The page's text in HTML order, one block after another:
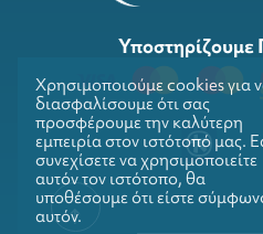
Χρησιμοποιούμε cookies για
διασφαλίσουμε ότι σας
προσφέρουμε την καλύτερη
εμπειρία στον ιστότοπό μας.
συνεχίσετε να χρησιμοποιείτε
αυτόν τον ιστότοπο, θα
υποθέσουμε ότι είστε
αυτόν.